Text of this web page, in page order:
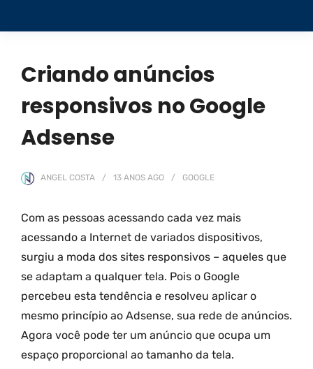
Criando anúncios
responsivos no Google
Adsense
ANGEL COSTA 13 ANOS AGO GOOGLE
Com as pessoas acessando cada vez mais
acessando a Internet de variados dispositivos,
surgiu a moda dos sites responsivos – aqueles que
se adaptam a qualquer tela. Pois o Google
percebeu esta tendência e resolveu aplicar o
mesmo princípio ao Adsense, sua rede de anúncios.
Agora você pode ter um anúncio que ocupa um
espaço proporcional ao tamanho da tela.